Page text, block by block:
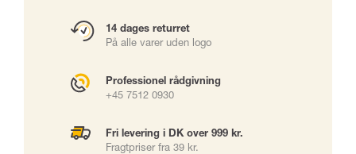
14 dages returret
På alle varer uden logo
Professionel rådgivning
+45 7512 0930
Fri levering i DK over 999 kr.
Fragtpriser fra 39 kr.